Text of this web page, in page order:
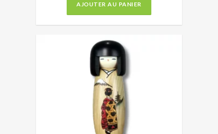
AJOUTER AU PANIER